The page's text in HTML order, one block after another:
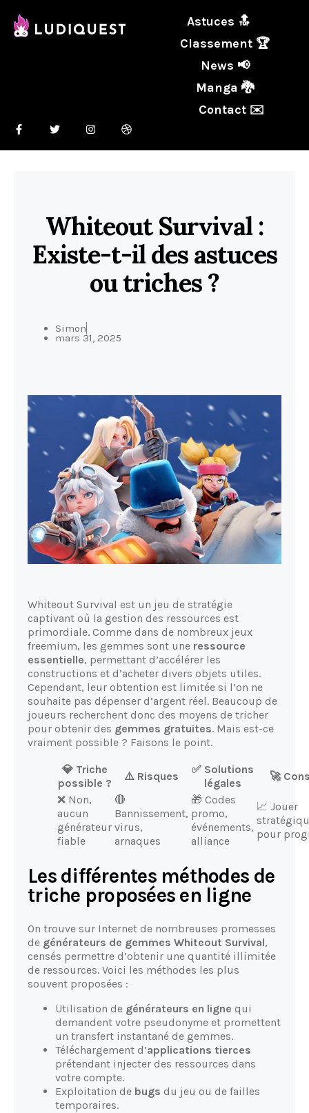
Astuces 🔝
Classement 🏆
News 📢
Manga 🐉
Contact ✉️
Whiteout Survival :
Existe-t-il des astuces
ou triches ?
Simon
mars 31, 2025
Whiteout Survival est un jeu de stratégie
captivant où la gestion des ressources est
primordiale. Comme dans de nombreux jeux
freemium, les gemmes sont une ressource
essentielle, permettant d’accélérer les
constructions et d’acheter divers objets utiles.
Cependant, leur obtention est limitée si l’on ne
souhaite pas dépenser d’argent réel. Beaucoup de
joueurs recherchent donc des moyens de tricher
pour obtenir des gemmes gratuites. Mais est-ce
vraiment possible ? Faisons le point.
💎 Triche
possible ?
⚠️ Risques
✅ Solutions
légales
🚀
❌ Non,
aucun
générateur
fiable
🔴
Bannissement,
virus,
arnaques
🎁 Codes
promo,
événements,
alliance
📈 Jouer
pour
Les différentes méthodes de
triche proposées en ligne
On trouve sur Internet de nombreuses promesses
de générateurs de gemmes Whiteout Survival,
censés permettre d’obtenir une quantité illimitée
de ressources. Voici les méthodes les plus
souvent proposées :
Utilisation de générateurs en ligne qui
demandent votre pseudonyme et promettent
un transfert instantané de gemmes.
Téléchargement d’applications tierces
prétendant injecter des ressources dans
votre compte.
Exploitation de bugs du jeu ou de failles
temporaires.